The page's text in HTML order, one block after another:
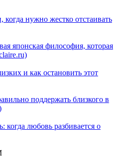
нужно жестко отстаивать
японская философия, которая
и как остановить этот
поддержать близкого в
когда любовь разбивается о